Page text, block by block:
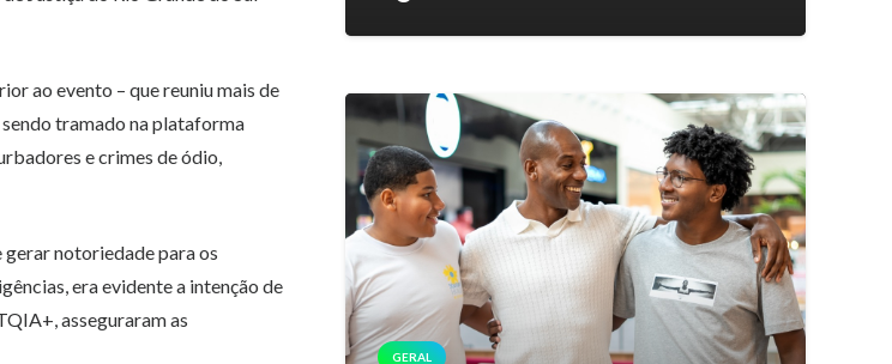
ao evento – que reuniu mais de
sendo tramado na plataforma
e crimes de ódio,
notoriedade para os
era evidente a intenção de
asseguraram as
GERAL